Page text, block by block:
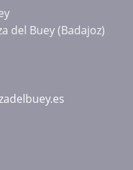
del Buey (Badajoz)